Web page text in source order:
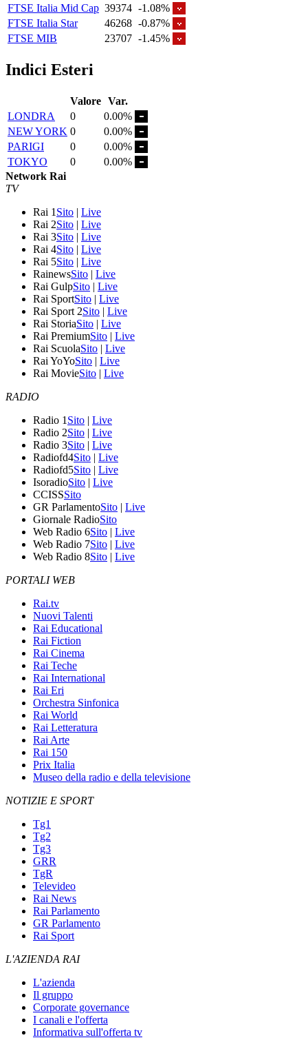
FTSE Italia Mid Cap 39374 -1.08%
FTSE Italia Star
46268 -0.87%
FTSE MIB
23707 -1.45%
Indici Esteri
Valore Var.
LONDRA
0
0.00%
NEW YORK 0
0.00%
PARIGI
0
0.00%
TOKYO
0
0.00%
Network Rai
TV
Rai 1 Sito | Live
Rai 2Sito | Live
Rai 3Sito | Live
Rai 4Sito | Live
Rai 5Sito | Live
RainewsSito | Live
Rai GulpSito | Live
Rai SportSito | Live
Rai Sport 2Sito | Live
Rai StoriaSito | Live
Rai PremiumSito | Live
Rai ScuolaSito | Live
Rai YoYoSito | Live
Rai MovieSito | Live
RADIO
Radio 1 Sito | Live
Radio 2Sito | Live
Radio 3Sito | Live
Radiofd4Sito | Live
Radiofd5Sito | Live
IsoradioSito | Live
CCISSSito
GR ParlamentoSito | Live
Giornale RadioSito
Web Radio 6Sito | Live
Web Radio 7Sito | Live
Web Radio 8Sito | Live
PORTALI WEB
Rai.tv
Nuovi Talenti
Rai Educational
Rai Fiction
Rai Cinema
Rai Teche
Rai International
Rai Eri
Orchestra Sinfonica
Rai World
Rai Letteratura
Rai Arte
Rai 150
Prix Italia
Museo della radio e della televisione
NOTIZIE E SPORT
Tg1
Tg2
Tg3
GRR
TgR
Televideo
Rai News
Rai Parlamento
GR Parlamento
Rai Sport
L'AZIENDA RAI
L'azienda
Il gruppo
Corporate governance
I canali e l'offerta
Informativa sull'offerta tv